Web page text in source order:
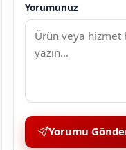
Yorumunuz
Yorumu